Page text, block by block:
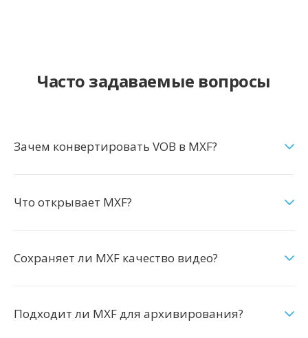
Часто задаваемые вопросы
Зачем конвертировать VOB в MXF?
Что открывает MXF?
Сохраняет ли MXF качество видео?
Подходит ли MXF для архивирования?